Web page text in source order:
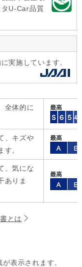
タU-Car品質
実施しています。
全体的に
、キズや
す。
、気にな
ありま
とは
表示されます。